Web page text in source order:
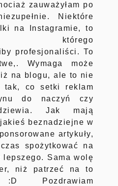
zauważyłam po
Niektóre
na Instagramie, to
którego
profesjonaliści. To
Wymaga może
na blogu, ale to nie
tak, co setki reklam
do naczyń czy
Jak mają
beznadziejne w
artykuły,
spożytkować na
lepszego. Sama wolę
niż patrzeć na to
:D Pozdrawiam